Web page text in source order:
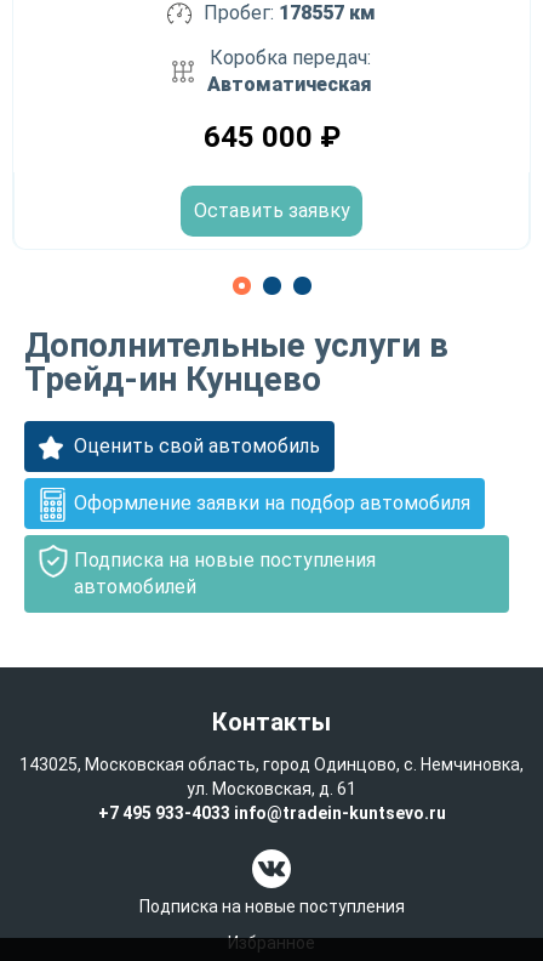
Пробег: 178557 км
Коробка передач:
Автоматическая
645 000 ₽
Оставить заявку
Дополнительные услуги в
Трейд-ин Кунцево
Оценить свой автомобиль
Оформление заявки на подбор автомобиля
Подписка на новые поступления
автомобилей
Контакты
143025, Московская область, город Одинцово, с. Немчиновка,
ул. Московская, д. 61
+7 495 933-4033 info@tradein-kuntsevo.ru
Подписка на новые поступления
Избранное